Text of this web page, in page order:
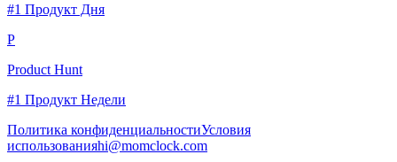
#1 Продукт Дня
P
Product Hunt
#1 Продукт Недели
Политика конфиденциальностиУсловия
использованияhi@momclock.com